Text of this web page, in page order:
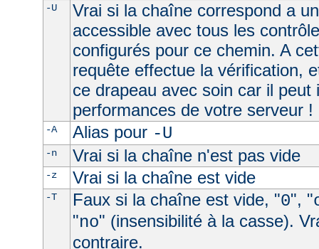
-U
Vrai si la chaîne correspond a
accessible avec tous les
configurés pour ce chemin. A
requête effectue la vérification,
ce drapeau avec soin car il peut
performances de votre serveur !
-A Alias pour -U
-n Vrai si la chaîne n'est pas vide
-z Vrai si la chaîne est vide
-T Faux si la chaîne est vide, "0", "
"no" (insensibilité à la casse).
contraire.